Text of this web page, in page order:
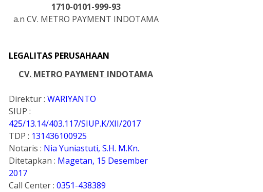
1710-0101-999-93
a.n CV. METRO PAYMENT INDOTAMA
LEGALITAS PERUSAHAAN
CV. METRO PAYMENT INDOTAMA
Direktur :WARIYANTO
SIUP :
425/13.14/403.117/SIUP.K/XII/2017
TDP : 131436100925
Notaris : Nia Yuniastuti, S.H. M.Kn.
Ditetapkan : Magetan, 15 Desember
2017
Call Center :0351-438389